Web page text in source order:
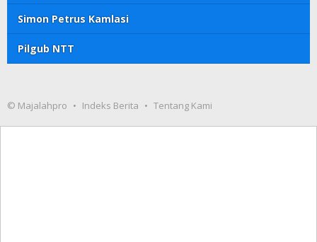
Simon Petrus Kamlasi
Pilgub NTT
© Majalahpro Indeks Berita Tentang Kami